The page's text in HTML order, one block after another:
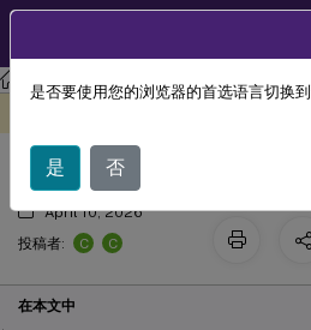
Linux 虚拟投递代理 Linux Virtual
文件传输
April 10, 2026
投稿者:
C C
在本文中
是否要使用您的浏览器的首选语言切换
是 否